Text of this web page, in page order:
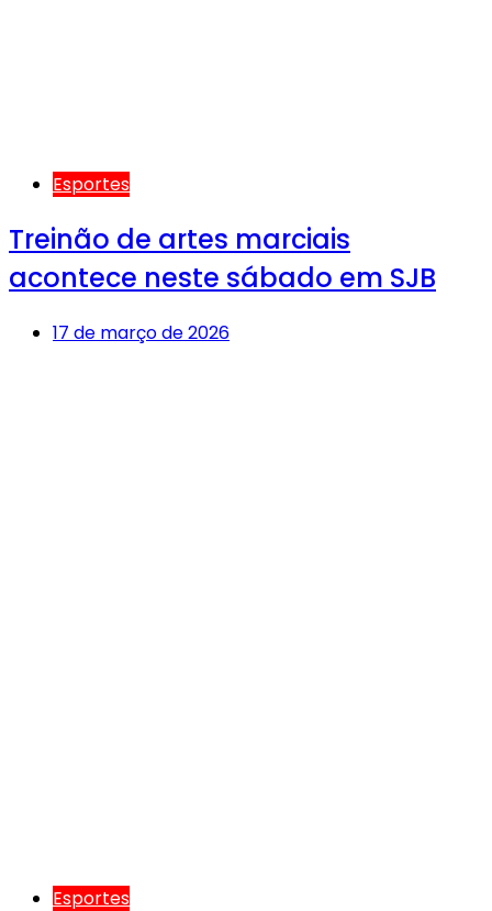
Esportes
Treinão de artes marciais
acontece neste sábado em SJB
17 de março de 2026
Esportes